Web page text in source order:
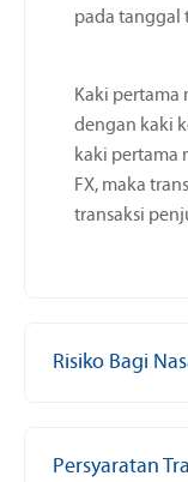
pada tanggal
Kaki pertama
dengan kaki
kaki pertama
FX, maka
transaksi
Risiko Bagi
Persyaratan